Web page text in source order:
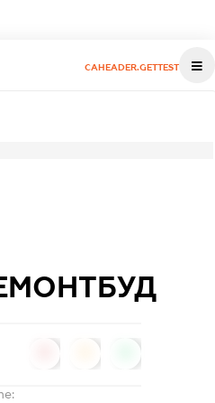
CAHEADER.GETTEST